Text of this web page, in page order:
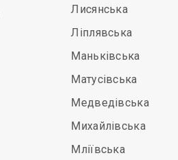
Лисянська
Ліплявська
Маньківська
Матусівська
Медведівська
Михайлівська
Мліївська